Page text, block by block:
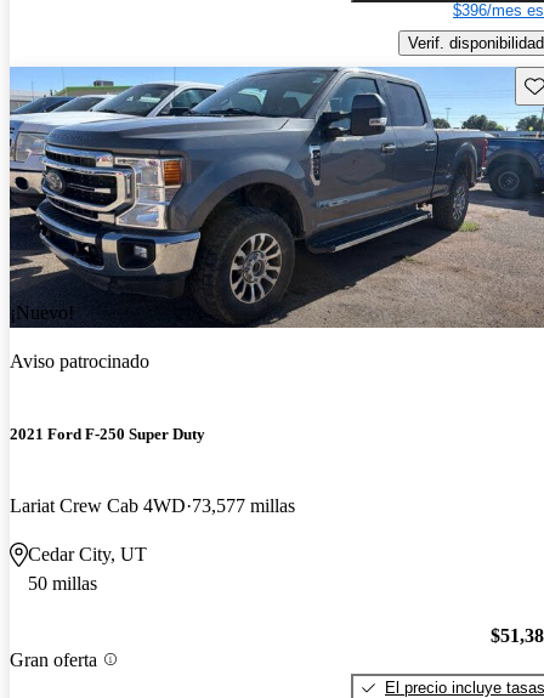
$396/mes
Verif. disponibilidad
¡Nuevo!
Aviso patrocinado
2021 Ford F-250 Super Duty
Lariat Crew Cab 4WD 73,577 millas
Cedar City, UT
50 millas
Gran oferta
El precio incluye tasas